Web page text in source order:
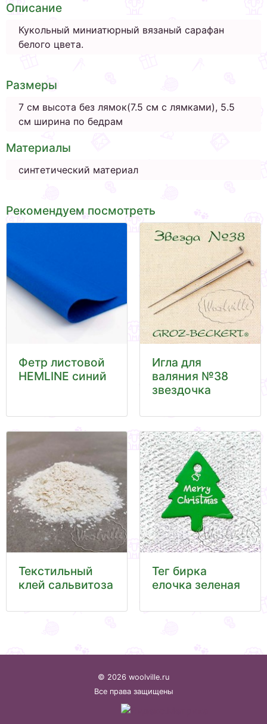
Описание
Кукольный миниатюрный вязаный сарафан
белого цвета.
Размеры
7 см высота без лямок(7.5 см с лямками), 5.5
см ширина по бедрам
Материалы
синтетический материал
Рекомендуем посмотреть
Фетр листовой
HEMLINE синий
Игла для
валяния №38
звездочка
Текстильный
клей сальвитоза
Тег бирка
елочка зеленая
© 2026 woolville.ru
Все права защищены